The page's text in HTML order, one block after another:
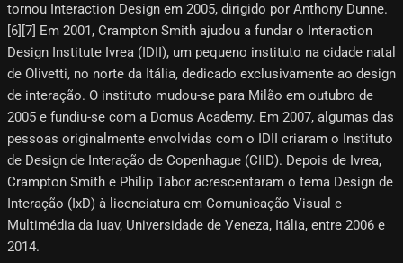
tornou Interaction Design em 2005, dirigido por Anthony Dunne.
[6]​[7]​ Em 2001, Crampton Smith ajudou a fundar o Interaction
Design Institute Ivrea (IDII), um pequeno instituto na cidade natal
de Olivetti, no norte da Itália, dedicado exclusivamente ao design
de interação. O instituto mudou-se para Milão em outubro de
2005 e fundiu-se com a Domus Academy. Em 2007, algumas das
pessoas originalmente envolvidas com o IDII criaram o Instituto
de Design de Interação de Copenhague (CIID). Depois de Ivrea,
Crampton Smith e Philip Tabor acrescentaram o tema Design de
Interação (IxD) à licenciatura em Comunicação Visual e
Multimédia da Iuav, Universidade de Veneza, Itália, entre 2006 e
2014.